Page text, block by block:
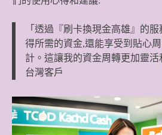
「透過『刷卡換現金高雄』的
得所需的資金,還能享受到貼心
計。這讓我的資金周轉更加靈活
台灣客戶